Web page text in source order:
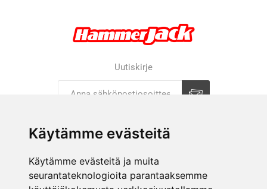
Käytämme evästeitä
Käytämme evästeitä ja muita
seurantateknologioita parantaaksemme
Uutiskirje
YRITYS